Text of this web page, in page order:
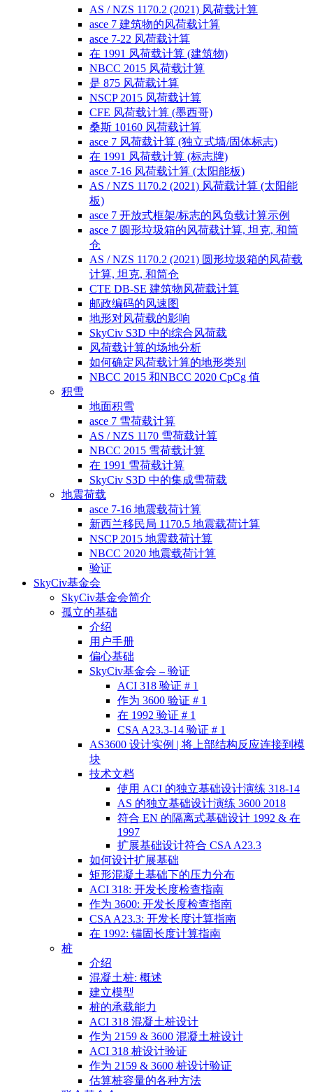
AS / NZS 1170.2 (2021) 风荷载计算
asce 7 建筑物的风荷载计算
asce 7-22 风荷载计算
在 1991 风荷载计算 (建筑物)
NBCC 2015 风荷载计算
是 875 风荷载计算
NSCP 2015 风荷载计算
CFE 风荷载计算 (墨西哥)
桑斯 10160 风荷载计算
asce 7 风荷载计算 (独立式墙/固体标志)
在 1991 风荷载计算 (标志牌)
asce 7-16 风荷载计算 (太阳能板)
AS / NZS 1170.2 (2021) 风荷载计算 (太阳能
板)
asce 7 开放式框架/标志的风负载计算示例
asce 7 圆形垃圾箱的风荷载计算, 坦克, 和筒
仓
AS / NZS 1170.2 (2021) 圆形垃圾箱的风荷载
计算, 坦克, 和筒仓
CTE DB-SE 建筑物风荷载计算
邮政编码的风速图
地形对风荷载的影响
SkyCiv S3D 中的综合风荷载
风荷载计算的场地分析
如何确定风荷载计算的地形类别
NBCC 2015 和NBCC 2020 CpCg 值
积雪
地面积雪
asce 7 雪荷载计算
AS / NZS 1170 雪荷载计算
NBCC 2015 雪荷载计算
在 1991 雪荷载计算
SkyCiv S3D 中的集成雪荷载
地震荷载
asce 7-16 地震载荷计算
新西兰移民局 1170.5 地震载荷计算
NSCP 2015 地震载荷计算
NBCC 2020 地震载荷计算
验证
SkyCiv基金会
SkyCiv基金会简介
孤立的基础
介绍
用户手册
偏心基础
SkyCiv基金会 – 验证
ACI 318 验证 # 1
作为 3600 验证 # 1
在 1992 验证 # 1
CSA A23.3-14 验证 # 1
AS3600 设计实例 | 将上部结构反应连接到模
块
技术文档
使用 ACI 的独立基础设计演练 318-14
AS 的独立基础设计演练 3600 2018
符合 EN 的隔离式基础设计 1992 & 在
1997
扩展基础设计符合 CSA A23.3
如何设计扩展基础
矩形混凝土基础下的压力分布
ACI 318: 开发长度检查指南
作为 3600: 开发长度检查指南
CSA A23.3: 开发长度计算指南
在 1992: 锚固长度计算指南
桩
介绍
混凝土桩: 概述
建立模型
桩的承载能力
ACI 318 混凝土桩设计
作为 2159 & 3600 混凝土桩设计
ACI 318 桩设计验证
作为 2159 & 3600 桩设计验证
估算桩容量的各种方法